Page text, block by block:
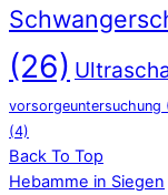
(26)
vorsorgeuntersuchung
(4)
Back To Top
Hebamme in Siegen